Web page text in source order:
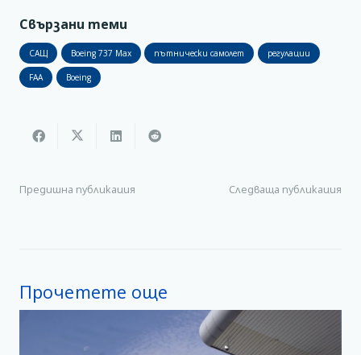
Свързани теми
САЩ Boeing 737 Max пътнически самолет регулации
FAA Boeing
Предишна публикация Следваща публикация
Прочетете още